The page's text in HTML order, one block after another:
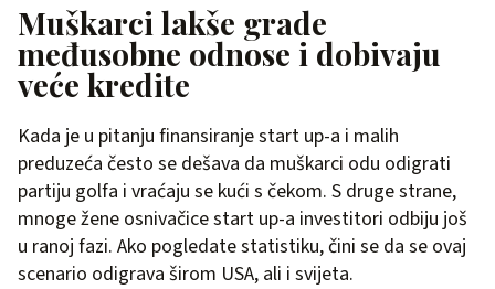
Muškarci lakše grade
međusobne odnose i dobivaju
veće kredite
Kada je u pitanju finansiranje start up-a i malih
preduzeća često se dešava da muškarci odu odigrati
partiju golfa i vraćaju se kući s čekom. S druge strane,
mnoge žene osnivačice start up-a investitori odbiju još
u ranoj fazi. Ako pogledate statistiku, čini se da se ovaj
scenario odigrava širom USA, ali i svijeta.